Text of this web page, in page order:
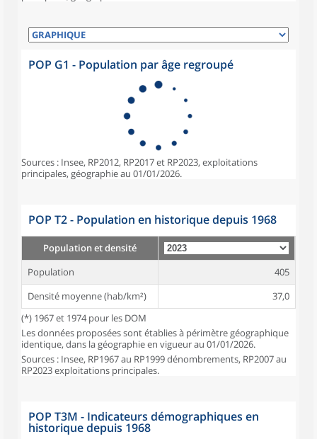
POP G1 - Population par âge regroupé
Sources : Insee, RP2012, RP2017 et RP2023, exploitations
principales, géographie au 01/01/2026.
POP T2 - Population en historique depuis 1968
Population et densité
Population
405
Densité moyenne (hab/km²)
37,0
(*) 1967 et 1974 pour les DOM
Les données proposées sont établies à périmètre géographique
identique, dans la géographie en vigueur au 01/01/2026.
Sources : Insee, RP1967 au RP1999 dénombrements, RP2007 au
RP2023 exploitations principales.
POP T3M - Indicateurs démographiques en
historique depuis 1968